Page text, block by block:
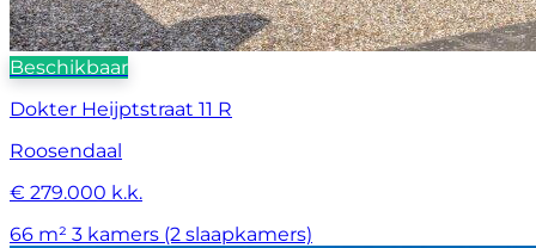
Beschikbaar
Dokter Heijptstraat 11 R
Roosendaal
€ 279.000 k.k.
66 m² 3 kamers (2 slaapkamers)